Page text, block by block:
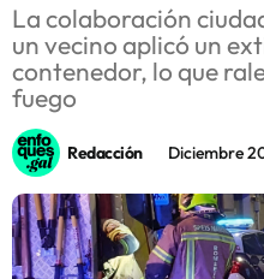
Gastronomía
Escenarios
Sostenibilidad
Innova
La colaboración
un vecino aplicó un
contenedor, lo que
fuego
Redacción Diciembre